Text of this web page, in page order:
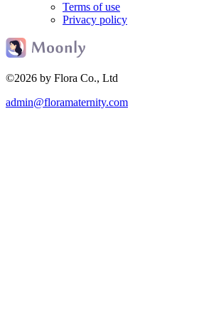
Terms of use
Privacy policy
©2026 by Flora Co., Ltd
admin@floramaternity.com